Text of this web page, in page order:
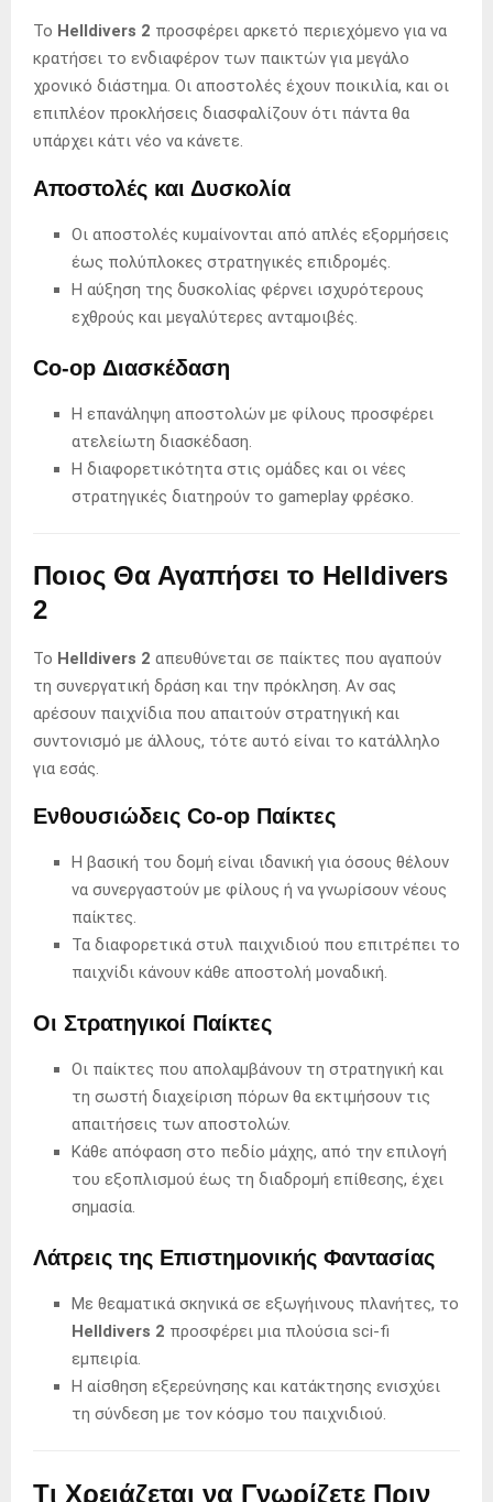
Το Helldivers 2 προσφέρει αρκετό περιεχόμενο για να
κρατήσει το ενδιαφέρον των παικτών για μεγάλο
χρονικό διάστημα. Οι αποστολές έχουν ποικιλία, και οι
επιπλέον προκλήσεις διασφαλίζουν ότι πάντα θα
υπάρχει κάτι νέο να κάνετε.
Αποστολές και Δυσκολία
Οι αποστολές κυμαίνονται από απλές εξορμήσεις
έως πολύπλοκες στρατηγικές επιδρομές.
Η αύξηση της δυσκολίας φέρνει ισχυρότερους
εχθρούς και μεγαλύτερες ανταμοιβές.
Co-op Διασκέδαση
Η επανάληψη αποστολών με φίλους προσφέρει
ατελείωτη διασκέδαση.
Η διαφορετικότητα στις ομάδες και οι νέες
στρατηγικές διατηρούν το gameplay φρέσκο.
Ποιος Θα Αγαπήσει το Helldivers
2
Το Helldivers 2 απευθύνεται σε παίκτες που αγαπούν
τη συνεργατική δράση και την πρόκληση. Αν σας
αρέσουν παιχνίδια που απαιτούν στρατηγική και
συντονισμό με άλλους, τότε αυτό είναι το κατάλληλο
για εσάς.
Ενθουσιώδεις Co-op Παίκτες
Η βασική του δομή είναι ιδανική για όσους θέλουν
να συνεργαστούν με φίλους ή να γνωρίσουν νέους
παίκτες.
Τα διαφορετικά στυλ παιχνιδιού που επιτρέπει το
παιχνίδι κάνουν κάθε αποστολή μοναδική.
Οι Στρατηγικοί Παίκτες
Οι παίκτες που απολαμβάνουν τη στρατηγική και
τη σωστή διαχείριση πόρων θα εκτιμήσουν τις
απαιτήσεις των αποστολών.
Κάθε απόφαση στο πεδίο μάχης, από την επιλογή
του εξοπλισμού έως τη διαδρομή επίθεσης, έχει
σημασία.
Λάτρεις της Επιστημονικής Φαντασίας
Με θεαματικά σκηνικά σε εξωγήινους πλανήτες, το
Helldivers 2 προσφέρει μια πλούσια sci-fi
εμπειρία.
Η αίσθηση εξερεύνησης και κατάκτησης ενισχύει
τη σύνδεση με τον κόσμο του παιχνιδιού.
Τι Χρειάζεται να Γνωρίζετε Πριν